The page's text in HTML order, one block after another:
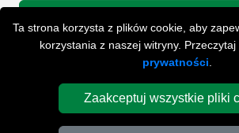
Ta strona korzysta z plików cookie, aby
korzystania z naszej witryny. Przeczytaj
prywatności
Zaakceptuj wszystkie pliki
ZOBACZ WSZYSTKIE
WYSZUKAJ W NAJCZĘŚCIEJ
PYTANIACH